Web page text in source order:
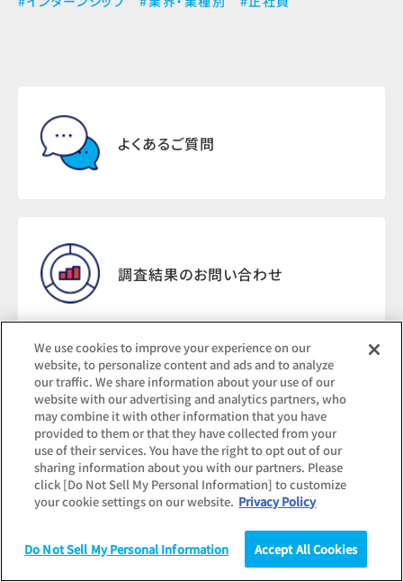
統計（データ） コラム
よくあるご質問
調査結果のお問い合わせ
記事転載・報道関連の
お問い合わせ
We use cookies to improve your experience on our
website, to personalize content and ads and to analyze
our traffic. We share information about your use of our
website with our advertising and analytics partners, who
may combine it with other information that you have
provided to them or that they have collected from your
use of their services. You have the right to opt out of our
sharing information about you with our partners. Please
click [Do Not Sell My Personal Information] to customize
your cookie settings on our website. Privacy Policy
Do Not Sell My Personal Information Accept All Cookies